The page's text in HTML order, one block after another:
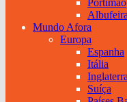
Portimão
Albufeira
Mundo Afora
Europa
Espanha
Itália
Inglaterra
Suíça